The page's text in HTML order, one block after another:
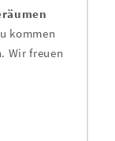
kommen
Wir freuen